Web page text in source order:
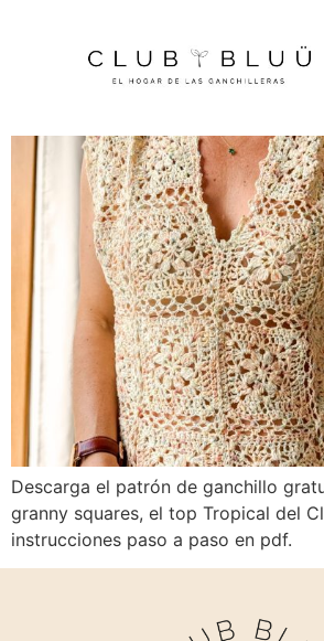
Descarga el patrón de ganchillo
granny squares, el top Tropical del
instrucciones paso a paso en pdf.